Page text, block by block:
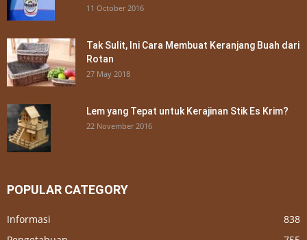
11 October 2016
Tak Sulit, Ini Cara Membuat Keranjang Buah dari
Rotan
27 May 2018
Lem yang Tepat untuk Kerajinan Stik Es Krim?
22 November 2016
POPULAR CATEGORY
Informasi
838